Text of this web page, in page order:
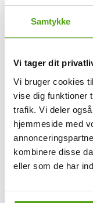
Samtykke
Vi tager dit
Vi bruger cookies
vise dig funktioner
trafik. Vi deler
hjemmeside med
kombinere disse
eller som de har
dessutom
Rabattkoder, som
spelar en betydande
konsumenter
olika fördelar,
gratis frakt. För att
viktigt att förstå hur de
Med Savier behöver